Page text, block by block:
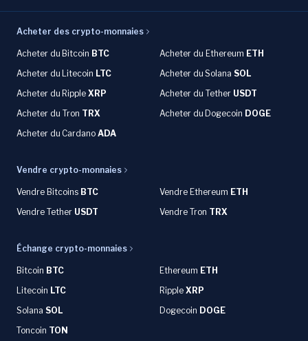
Acheter des crypto-monnaies
Acheter du Bitcoin BTC Acheter du Ethereum ETH
Acheter du Litecoin LTC Acheter du Solana SOL
Acheter du Ripple XRP Acheter du Tether USDT
Acheter du Tron TRX Acheter du Dogecoin DOGE
Acheter du Cardano ADA
Vendre crypto-monnaies
Vendre Bitcoins BTC Vendre Ethereum ETH
Vendre Tether USDT Vendre Tron TRX
Échange crypto-monnaies
Bitcoin BTC Ethereum ETH
Litecoin LTC Ripple XRP
Solana SOL Dogecoin DOGE
Toncoin TON